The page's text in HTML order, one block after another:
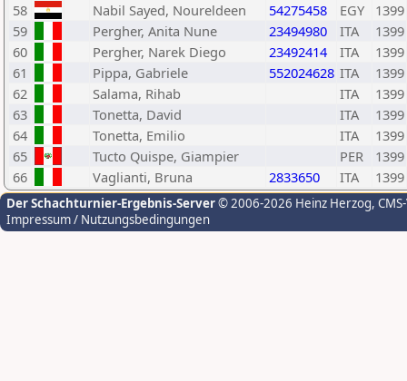
58
Nabil Sayed, Noureldeen 54275458 EGY
1399
59
Pergher, Anita Nune 23494980 ITA
1399
60
Pergher, Narek Diego 23492414 ITA
1399
61
Pippa, Gabriele 552024628 ITA
1399
62
Salama, Rihab ITA
1399
63
Tonetta, David ITA
1399
64
Tonetta, Emilio ITA
1399
65
Tucto Quispe, Giampier PER
1399
66
Vaglianti, Bruna 2833650 ITA 1399
Der Schachturnier-Ergebnis-Server© 2006-2026 Heinz Herzog,
Impressum / Nutzungsbedingungen